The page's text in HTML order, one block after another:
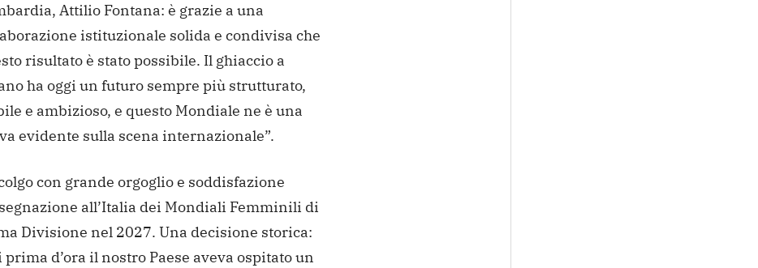
Attilio Fontana: è grazie a una
istituzionale solida e condivisa che
risultato è stato possibile. Il ghiaccio a
ha oggi un futuro sempre più strutturato,
e ambizioso, e questo Mondiale ne è una
evidente sulla scena internazionale”.
con grande orgoglio e soddisfazione
all’Italia dei Mondiali Femminili di
Divisione nel 2027. Una decisione storica:
prima d’ora il nostro Paese aveva ospitato un